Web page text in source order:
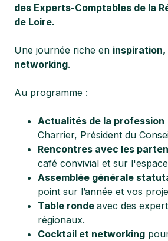
des Experts-Comptables de la
de Loire.
Une journée riche en
networking.
Au programme :
Actualités de la profession
Charrier, Président du
Rencontres avec les
café convivial et sur
Assemblée générale
point sur l’année et vos
Table ronde avec des
régionaux.
Cocktail et networking